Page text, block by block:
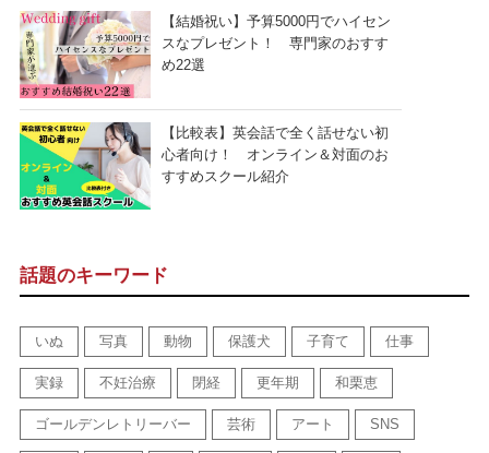
【結婚祝い】予算5000円でハイセン
スなプレゼント！ 専門家のおすす
め22選
【比較表】英会話で全く話せない初
心者向け！ オンライン＆対面のお
すすめスクール紹介
話題のキーワード
いぬ 写真 動物 保護犬 子育て 仕事
実録 不妊治療 閉経 更年期 和栗恵
ゴールデンレトリーバー 芸術 アート SNS